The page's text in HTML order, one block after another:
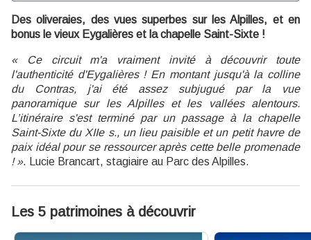
Des oliveraies, des vues superbes sur les Alpilles, et en
bonus le vieux Eygalières et la chapelle Saint-Sixte !
« Ce circuit m'a vraiment invité à découvrir toute
l'authenticité d'Eygalières ! En montant jusqu'à la colline
du Contras, j'ai été assez subjugué par la vue
panoramique sur les Alpilles et les vallées alentours.
L’itinéraire s'est terminé par un passage à la chapelle
Saint-Sixte du XIIe s., un lieu paisible et un petit havre de
paix idéal pour se ressourcer après cette belle promenade
! ». Lucie Brancart, stagiaire au Parc des Alpilles.
Les 5 patrimoines à découvrir